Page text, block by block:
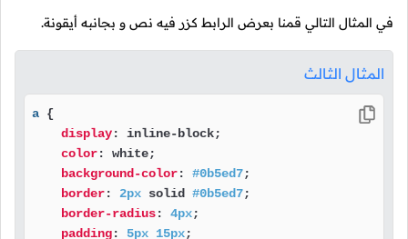
في المثال التالي قمنا بعرض الرابط كزر فيه نص و بجانبه أيقونة.
المثال الثالث
a {
display: inline-block;
color: white;
background-color: #0b5ed7;
border: 2px solid #0b5ed7;
border-radius: 4px;
padding: 5px 15px;